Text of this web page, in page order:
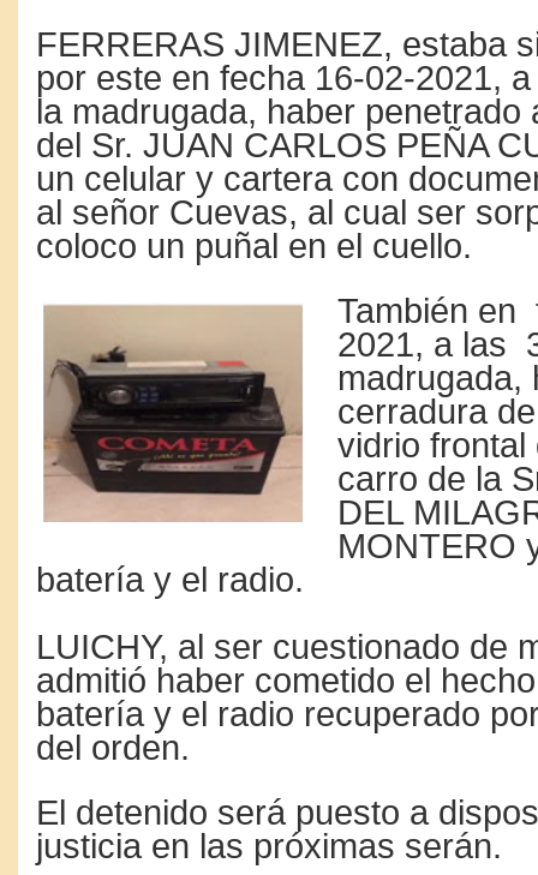
FERRERAS JIMENEZ, estaba
por este en fecha 16-02-2021,
la madrugada, haber penetrado
del Sr. JUAN CARLOS PEÑA
un celular y cartera con
al señor Cuevas, al cual ser
coloco un puñal en el cuello.
También en
2021, a las
madrugada,
cerradura
vidrio frontal
carro de la
DEL
MONTERO
batería y el radio.
LUICHY, al ser cuestionado de
admitió haber cometido el
batería y el radio recuperado
del orden.
El detenido será puesto a
justicia en las próximas serán.